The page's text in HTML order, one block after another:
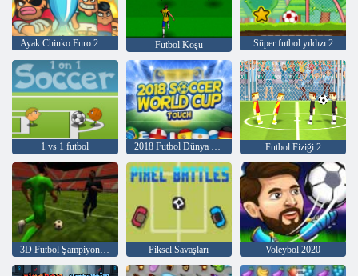
Ayak Chinko Euro 2016 Futbol Koşu Süper futbol yıldızı 2
1 vs 1 futbol 2018 Futbol Dünya Kupası Touch Futbol Fiziği 2
3D Futbol Şampiyonları Piksel Savaşları Voleybol 2020